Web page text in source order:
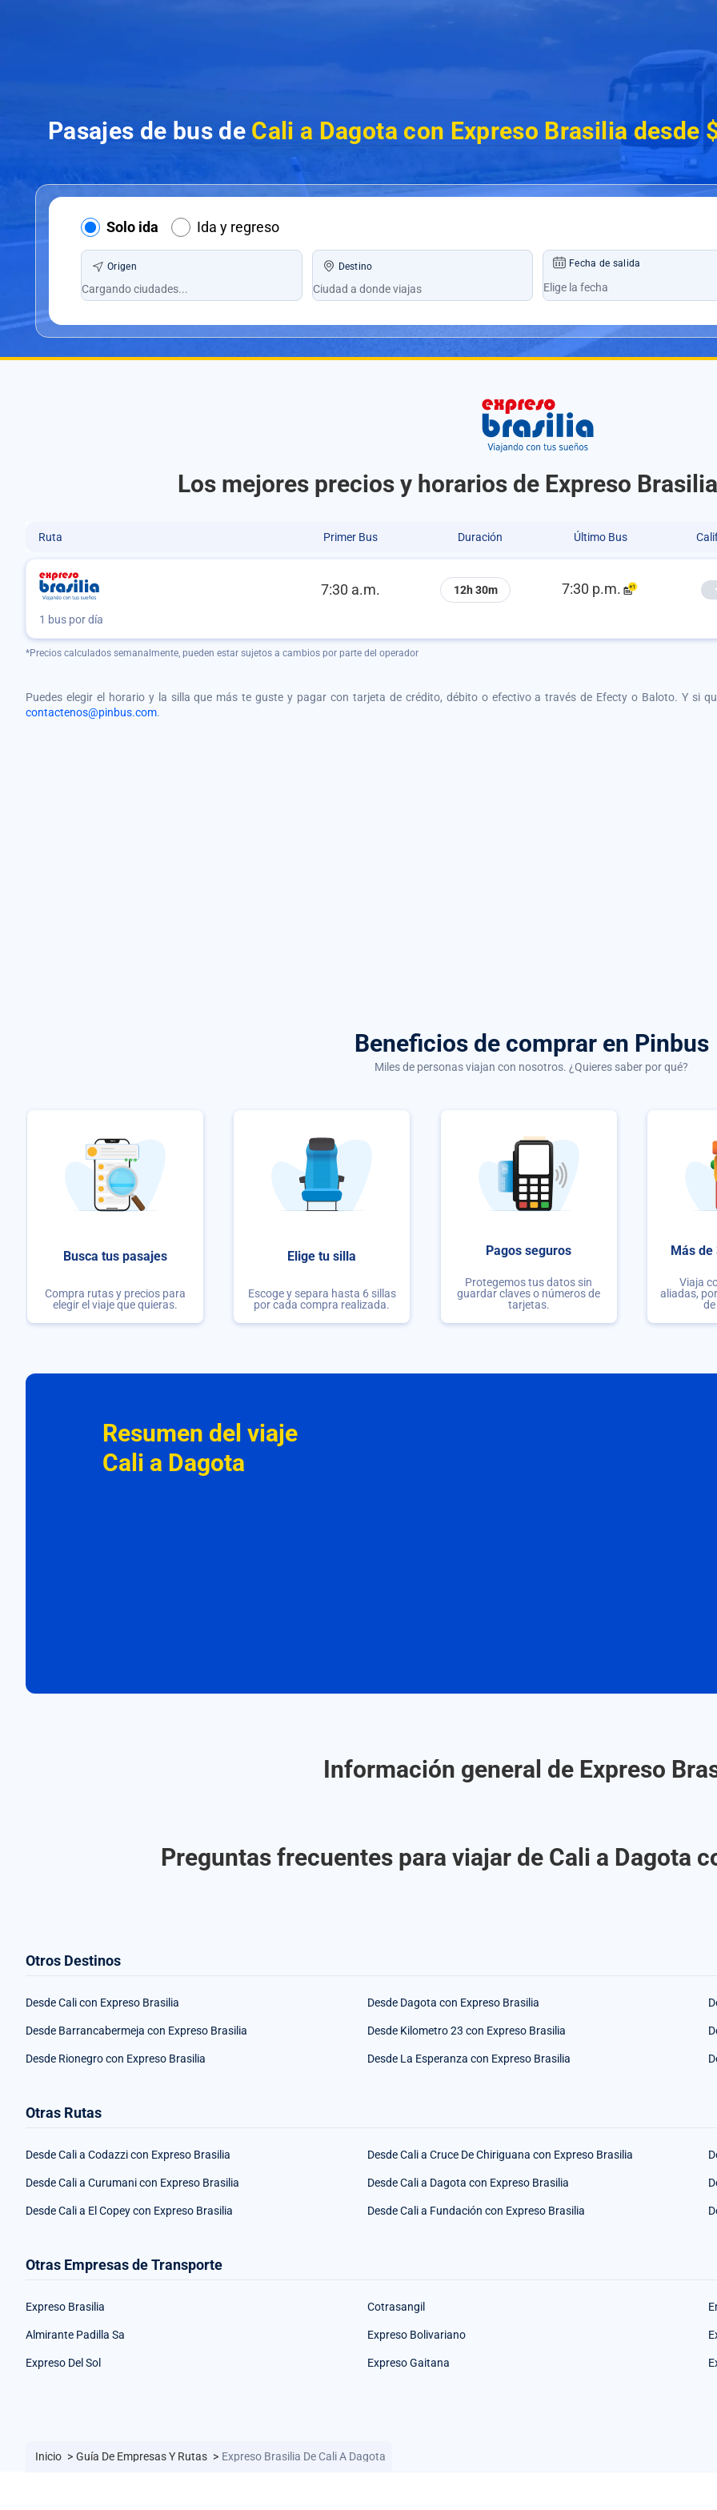
Pasajes de bus de Cali a Dagota con Expreso Brasilia desde
Solo ida Ida y regreso
Origen Destino Fecha de salida
Los mejores precios y horarios de Expreso
Ruta Primer Bus Duración Último Bus
7:30 a.m. 12h 30m 7:30 p.m.
1 bus por día
*Precios calculados semanalmente, pueden estar sujetos a cambios por parte del operador
Puedes elegir el horario y la silla que más te guste y pagar con tarjeta de crédito, débito o efectivo a través de Efecty o Baloto. Y si
contactenos@pinbus.com.
Beneficios de comprar en Pinbus
Miles de personas viajan con nosotros. ¿Quieres saber por qué?
Busca tus pasajes
Compra rutas y precios para
elegir el viaje que quieras.
Elige tu silla
Escoge y separa hasta 6 sillas
por cada compra realizada.
Pagos seguros
Protegemos tus datos sin
guardar claves o números de
tarjetas.
Más de
Viaja
aliadas,
Resumen del viaje
Cali a Dagota
Información general de Expreso
Preguntas frecuentes para viajar de Cali a Dagota
Otros Destinos
Desde Cali con Expreso Brasilia Desde Dagota con Expreso Brasilia
Desde Barrancabermeja con Expreso Brasilia Desde Kilometro 23 con Expreso Brasilia
Desde Rionegro con Expreso Brasilia Desde La Esperanza con Expreso Brasilia
Otras Rutas
Desde Cali a Codazzi con Expreso Brasilia Desde Cali a Cruce De Chiriguana con Expreso Brasilia
Desde Cali a Curumani con Expreso Brasilia Desde Cali a Dagota con Expreso Brasilia
Desde Cali a El Copey con Expreso Brasilia Desde Cali a Fundación con Expreso Brasilia
Otras Empresas de Transporte
Expreso Brasilia Cotrasangil
Almirante Padilla Sa Expreso Bolivariano
Expreso Del Sol Expreso Gaitana
Inicio > Guía De Empresas Y Rutas > Expreso Brasilia De Cali A Dagota